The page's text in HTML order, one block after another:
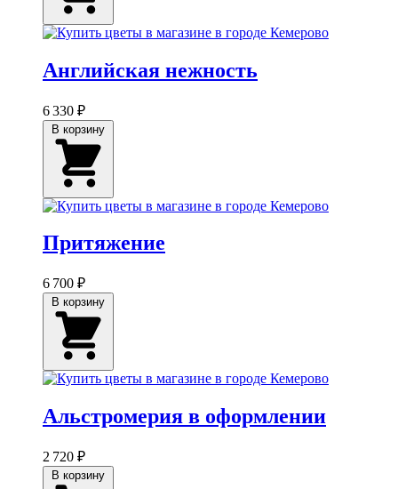
Английская нежность
6 330 ₽
Притяжение
6 700 ₽
Альстромерия в оформлении
2 720 ₽